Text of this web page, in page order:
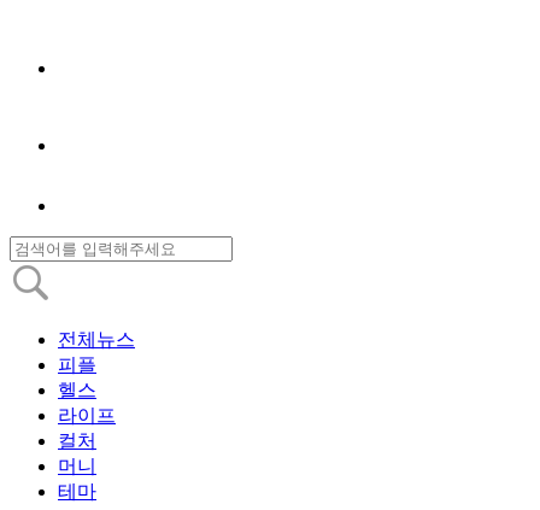
전체뉴스
피플
헬스
라이프
컬처
머니
테마